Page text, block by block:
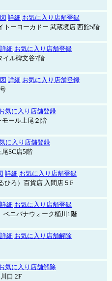
詳細 お気に入り店舗登録
トーヨーカドー 武蔵境店 西館5階
詳細 お気に入り店舗登録
イル碑文谷7階
詳細 お気に入り店舗登録
気に入り店舗登録
ール上尾２階
に入り店舗登録
SC店5階
詳細 お気に入り店舗登録
ろ）百貨店 入間店５F
詳細 お気に入り店舗登録
ニバナウォーク桶川1階
詳細 お気に入り店舗解除
気に入り店舗解除
口 2F